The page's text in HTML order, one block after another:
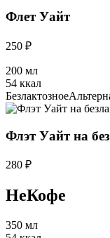
Флет Уайт
250 ₽
200 мл
54 ккал
Безлактозное
Флэт Уайт на
280 ₽
НеКофе
350 мл